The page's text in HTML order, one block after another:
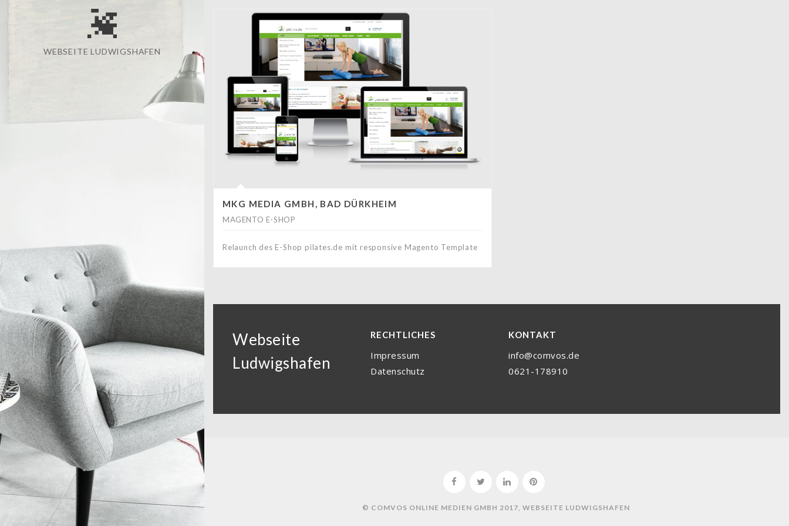
WEBSEITE LUDWIGSHAFEN
MKG MEDIA GMBH, BAD DÜRKHEIM
MAGENTO E-SHOP
Relaunch des E-Shop pilates.de mit responsive Magento Template
Webseite
Ludwigshafen
RECHTLICHES
Impressum
Datenschutz
KONTAKT
info@comvos.de
0621-178910
© COMVOS ONLINE MEDIEN GMBH 2017, WEBSEITE LUDWIGSHAFEN